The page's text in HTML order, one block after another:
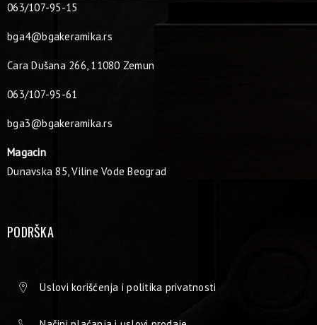
063/107-95-15
bga4@bgakeramika.rs
Cara Dušana 266, 11080 Zemun
063/107-95-61
bga3@bgakeramika.rs
Magacin
Dunavska 85, Viline Vode Beograd
PODRŠKA
Uslovi korišćenja i politika privatnosti